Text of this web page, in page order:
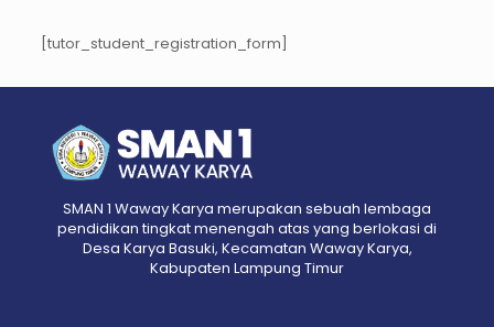
[tutor_student_registration_form]
SMAN 1 Waway Karya merupakan sebuah lembaga
pendidikan tingkat menengah atas yang berlokasi di
Desa Karya Basuki, Kecamatan Waway Karya,
Kabupaten Lampung Timur